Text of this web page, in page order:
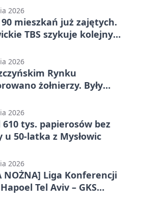
2026
mieszkań już zajętych.
TBS szykuje kolejny
2026
Rynku
żołnierzy. Były
2026
610 tys. papierosów bez
u 50-latka z Mysłowic
2026
NOŻNA] Liga Konferencji
Tel Aviv – GKS